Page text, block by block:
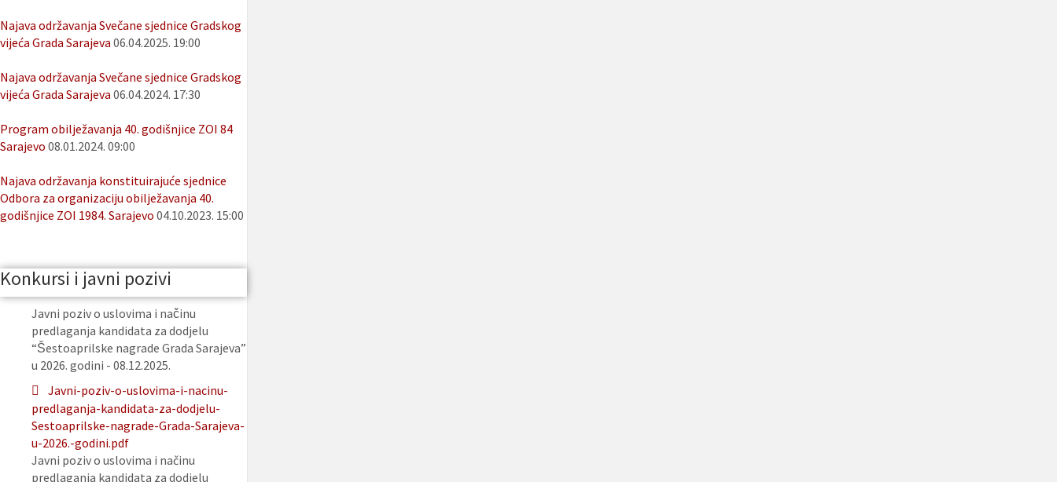
Najava održavanja Svečane sjednice Gradskog
vijeća Grada Sarajeva 06.04.2025. 19:00
Najava održavanja Svečane sjednice Gradskog
vijeća Grada Sarajeva 06.04.2024. 17:30
Program obilježavanja 40. godišnjice ZOI 84
Sarajevo 08.01.2024. 09:00
Najava održavanja konstituirajuće sjednice
Odbora za organizaciju obilježavanja 40.
godišnjice ZOI 1984. Sarajevo 04.10.2023. 15:00
Konkursi i javni pozivi
Javni poziv o uslovima i načinu
predlaganja kandidata za dodjelu
“Šestoaprilske nagrade Grada Sarajeva”
u 2026. godini - 08.12.2025.
Javni-poziv-o-uslovima-i-nacinu-
predlaganja-kandidata-za-dodjelu-
Sestoaprilske-nagrade-Grada-Sarajeva-
u-2026.-godini.pdf
Javni poziv o uslovima i načinu
predlaganja kandidata za dodjelu